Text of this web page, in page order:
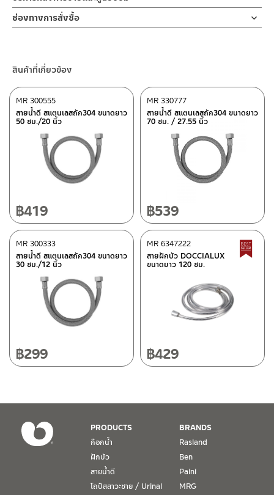
สายฝักบัว หรือ สายฉีดชำระ ผลิต100%ในประเทศอิตาลี่ สามารถใช้งาน
คู่กับฝักบัวอาบน้ำ/ฝักบัวมือหรือหัวฉีดชำระหรือเป็นสายต่อกับเครื่องทำ
กลิ่นยางหรือสารปนเปื้อนเมื่อน้ำผ่านสาย รับประกันสายไม่รั่ว 10 ปี
2. ทำความสะอาดสินค้าโดยการใช้ผ้านุ่มๆชุบน้ำหมาดๆแล้วเช็ดให้แห้ง
3. ห้ามใช้สารเคมีที่มีฤทธิ์เป็นกรด ในการทำความสะอาด เนื่องจากผิว
บนตัวสินค้า ซึ่งจะสร้างความเสียหายให้เกิดขึ้นกับผิวของสินค้าได้
ช่องทางออนไลน์
– Email: contact@charnpaiboon.com
ศูนย์บริการและอะไหล่ กรุงเทพฯ
662/61-62 ถนน พระราม3 แขวงบางโพงพาง เขตยานนาวา กรุงเทพฯ
โทร: 02-358-0080 / 080-075-8668 / 091-545-0556
ศูนย์บริการและอะไหล่
118/33 โครงการอรสิริน ม.8 ต.สันปูเลย อ.ดอยสะเก็ด เชียงใหม่
โทร: 080-075-2626
วันจันทร์ – วันศุกร์ เวลา 8:30-17:30 น.
วันเสาร์ เวลา 8:30-15:00 น.
1. การรับประกัน จะต้องมีหลักฐานการซื้อ หรือ ใบเสร็จ โดยทางบริษัทฯ
ขอตรวจสอบโดยนับวันซื้อขายเป็นสำคัญ ทางบริษัทฯ ไม่สามารถให้
เงื่อนไขการรับประกันสินค้าได้ หากไม่มีเอกสารดังกล่าว
2. การรับประกันสินค้า จะรับประกันฉพาะสินค้าที่อยู่ในสภาพการใช้งาน
ช่องทางการสั่งซื้อ
– Shopee
–Lazada
–ซื้อสินค้าชิ้นนี้บน Shopee>>คลิกที่นี่<<
–ซื้อสินค้าชิ้นนี้บน Lazada คลิกที่นี่<<
ติดต่อพนักงานขาย / Contact Sales Staff
โทร: 02-285-5795
@charnpaiboon.sales
ติดต่อ ชาญไพบูลย์ / Contact Us
สินค้าที่เกี่ยวข้อง
สายน้ำดี สแตนเลสถัก304 ขนาดยาว
50 ซม./20 นิ้ว
MR 300555
฿419
สายน้ำดี สแตนเลสถัก304 ขนาดยาว
70 ซม. / 27.55 นิ้ว
MR 330777
฿539
สายน้ำดี สแตนเลสถัก304 ขนาดยาว
30 ซม./12 นิ้ว
MR 300333
฿299
สายฝักบัว DOCCIALUX
ขนาดยาว 120 ซม.
MR 6347222
฿429
PRODUCTS
ก๊อกน้ำ
ฝักบัว
สายน้ำดี
โถปัสสาวะชาย / Urinal
BRANDS
Rasland
Ben
Paini
MRG